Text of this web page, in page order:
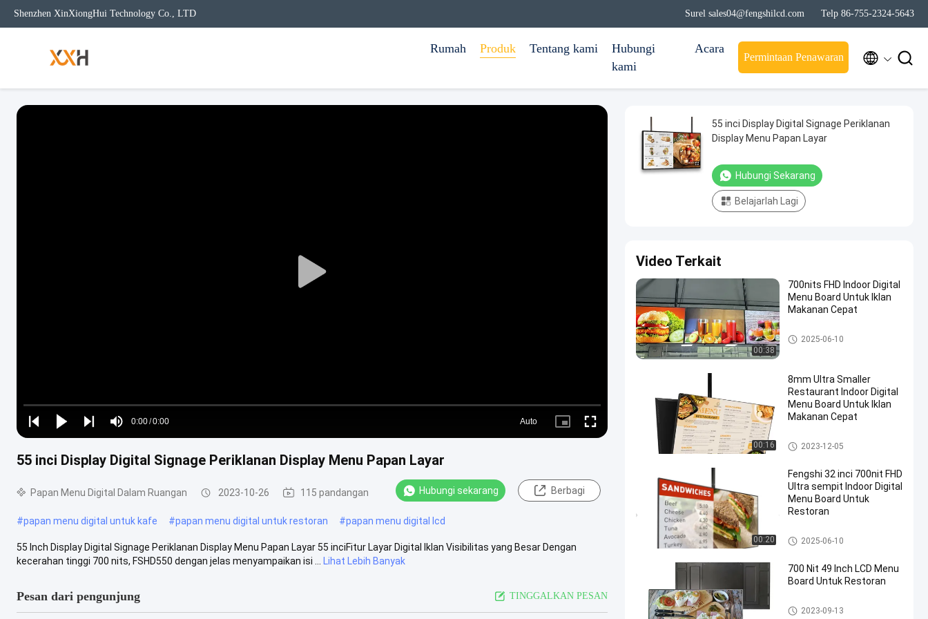
Shenzhen XinXiongHui Technology Co., LTD Surel sales04@fengshilcd.com Telp 86-755-2324-5643
Rumah Produk Tentang kami
Hubungi
kami
Acara
Permintaan Penawaran  
Play
Play
Play
Play
Mute
Time
0:00/0:00
Loaded:
0%
Auto
Picture- Fullscreen
55 inci Display Digital Signage Periklanan Display Menu Papan Layar
Papan Menu Digital Dalam Ruangan 2023-10-26 115 pandangan Hubungi sekarang Berbagi
#papan menu digital untuk kafe #papan menu digital untuk restoran #papan menu digital lcd
55 Inch Display Digital Signage Periklanan Display Menu Papan Layar 55 inciFitur Layar Digital Iklan ️Visibilitas yang Besar Dengan
kecerahan tinggi 700 nits, FSHD550 dengan jelas menyampaikan isi ...
Lihat Lebih Banyak
Pesan dari pengunjung TINGGALKAN PESAN
55 inci Display Digital Signage Periklanan
Display Menu Papan Layar
Hubungi Sekarang
Belajarlah Lagi
Video Terkait
00:38
700nits FHD Indoor Digital
Menu Board Untuk Iklan
Makanan Cepat
Papan Menu Digital Dalam Ru
angan
2025-06-10
00:16
8mm Ultra Smaller
Restaurant Indoor Digital
Menu Board Untuk Iklan
Makanan Cepat
Papan Menu Digital Dalam Ru
angan
2023-12-05
00:20
Fengshi 32 inci 700nit FHD
Ultra sempit Indoor Digital
Menu Board Untuk
Restoran
Papan Menu Digital Dalam Ru
angan
2025-06-10
700 Nit 49 Inch LCD Menu
Board Untuk Restoran
Papan Menu Digital Dalam Ru
2023-09-13